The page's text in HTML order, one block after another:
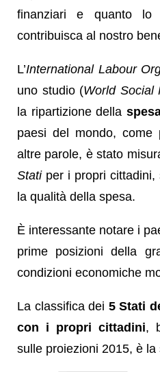
finanziari e quanto
contribuisca al nostro
L’International Labour
uno studio (World Social
la ripartizione della
paesi del mondo, come
altre parole, è stato
Statiper i propri cittadini,
la qualità della spesa.
È interessante notare i
prime posizioni della
condizioni economiche
La classifica dei 5 Stati
con i propri cittadini,
sulle proiezioni 2015, è la